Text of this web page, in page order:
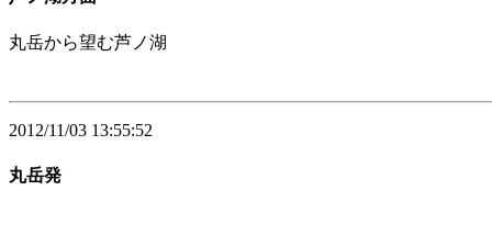
丸岳から望む芦ノ湖
2012/11/03 13:55:52
丸岳発